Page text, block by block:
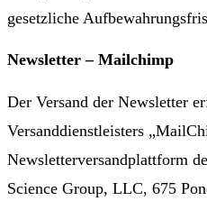
gesetzliche
Newsletter – Mailchimp
Der Versand der Newsletter
Versanddienstleisters
Newsletterversandplattform
Science Group, LLC, 675